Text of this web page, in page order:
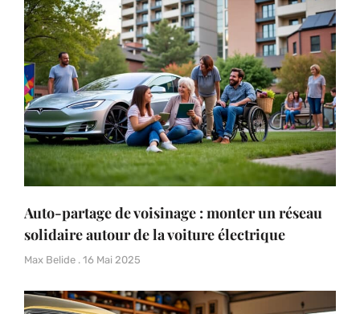
Auto-partage de voisinage : monter un réseau
solidaire autour de la voiture électrique
Max Belide 16 Mai 2025